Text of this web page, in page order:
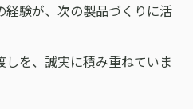
験が、次の製品づくりに活
を、誠実に積み重ねていま